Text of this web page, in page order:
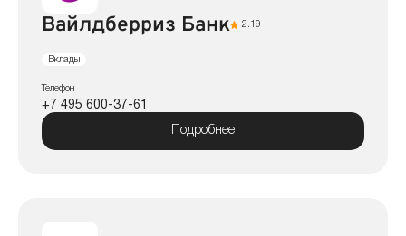
Вайлдберриз Банк 2.19
Вклады
Телефон
+7 495 600-37-61
Подробнее